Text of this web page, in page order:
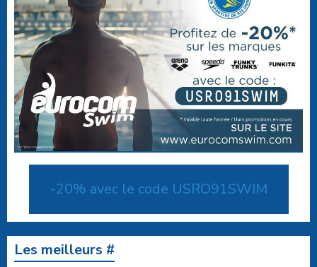
-20% avec le code USRO91SWIM
Les meilleurs #